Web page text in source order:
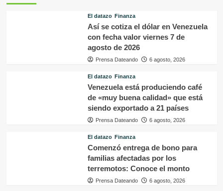
El datazo Finanza
Así se cotiza el dólar en Venezuela
con fecha valor viernes 7 de
agosto de 2026
Prensa Dateando 6 agosto, 2026
El datazo Finanza
Venezuela está produciendo café
de «muy buena calidad» que está
siendo exportado a 21 países
Prensa Dateando 6 agosto, 2026
El datazo Finanza
Comenzó entrega de bono para
familias afectadas por los
terremotos: Conoce el monto
Prensa Dateando 6 agosto, 2026